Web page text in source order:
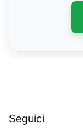
Seguici